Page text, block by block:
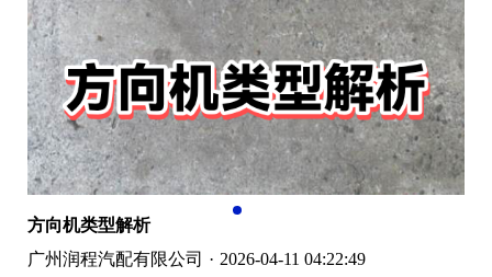
方向机类型解析
广州润程汽配有限公司 · 2026-04-11 04:22:49